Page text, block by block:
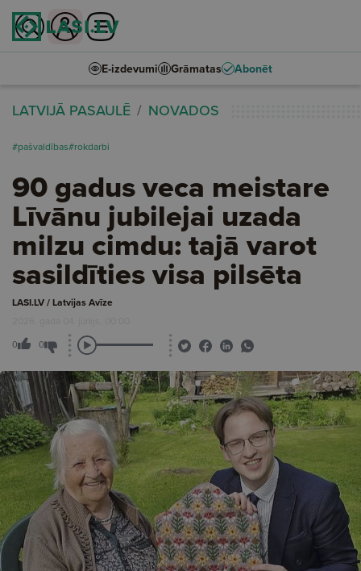
E-izdevumi Grāmatas Abonēt
LATVIJĀ PASAULĒ NOVADOS
#pašvaldības#rokdarbi
90 gadus veca meistare
Līvānu jubilejai uzada
milzu cimdu: tajā varot
sasildīties visa pilsēta
LASI.LV / Latvijas Avīze
2026. gada 04. jūnijs, 00:00
0 0